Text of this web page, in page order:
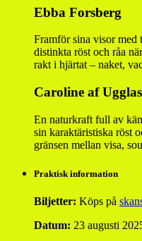
Ebba Forsberg
Framför sina visor med
distinkta röst och råa
rakt i hjärtat – naket,
Caroline af Ugglas
En naturkraft full av
sin karaktäristiska röst
gränsen mellan visa,
Praktisk information
Biljetter: Köps på
Datum: 23 augusti